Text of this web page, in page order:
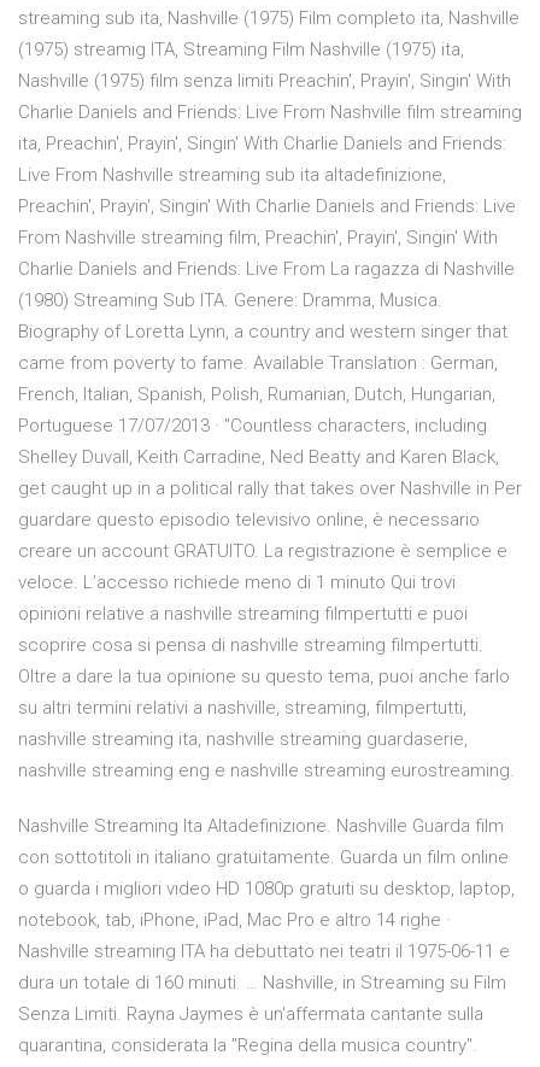
streaming sub ita, Nashville (1975) Film completo ita, Nashville
(1975) streamig ITA, Streaming Film Nashville (1975) ita,
Nashville (1975) film senza limiti Preachin', Prayin', Singin' With
Charlie Daniels and Friends: Live From Nashville film streaming
ita, Preachin', Prayin', Singin' With Charlie Daniels and Friends:
Live From Nashville streaming sub ita altadefinizione,
Preachin', Prayin', Singin' With Charlie Daniels and Friends: Live
From Nashville streaming film, Preachin', Prayin', Singin' With
Charlie Daniels and Friends: Live From La ragazza di Nashville
(1980) Streaming Sub ITA. Genere: Dramma, Musica.
Biography of Loretta Lynn, a country and western singer that
came from poverty to fame. Available Translation : German,
French, Italian, Spanish, Polish, Rumanian, Dutch, Hungarian,
Portuguese 17/07/2013 · "Countless characters, including
Shelley Duvall, Keith Carradine, Ned Beatty and Karen Black,
get caught up in a political rally that takes over Nashville in Per
guardare questo episodio televisivo online, è necessario
creare un account GRATUITO. La registrazione è semplice e
veloce. L’accesso richiede meno di 1 minuto Qui trovi
opinioni relative a nashville streaming filmpertutti e puoi
scoprire cosa si pensa di nashville streaming filmpertutti.
Oltre a dare la tua opinione su questo tema, puoi anche farlo
su altri termini relativi a nashville, streaming, filmpertutti,
nashville streaming ita, nashville streaming guardaserie,
nashville streaming eng e nashville streaming eurostreaming.
Nashville Streaming Ita Altadefinizione. Nashville Guarda film
con sottotitoli in italiano gratuitamente. Guarda un film online
o guarda i migliori video HD 1080p gratuiti su desktop, laptop,
notebook, tab, iPhone, iPad, Mac Pro e altro 14 righe ·
Nashville streaming ITA ha debuttato nei teatri il 1975-06-11 e
dura un totale di 160 minuti. … Nashville, in Streaming su Film
Senza Limiti. Rayna Jaymes è un'affermata cantante sulla
quarantina, considerata la "Regina della musica country".